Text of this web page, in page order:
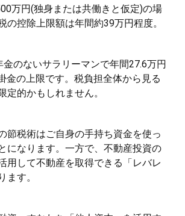
万円(独身または共働きと仮定)の場
の控除上限額は年間約39万円程度。
金のないサラリーマンで年間27.6万円
金の上限です。税負担全体から見る
定的かもしれません。
節税術はご自身の手持ち資金を使っ
になります。一方で、不動産投資の
用して不動産を取得できる「レバレ
ます。